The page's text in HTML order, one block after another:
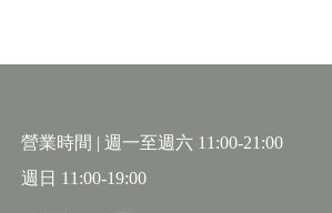
！」
豢養在後院池畔，卻也是一連串悲慘的
營業時間 | 週一至週六 11:00-21:00
週日 11:00-19:00